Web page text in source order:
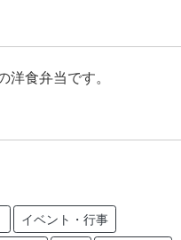
食弁当です。
イベント・行事